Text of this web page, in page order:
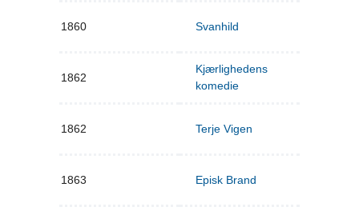
1860 Svanhild
1862
Kjærlighedens
komedie
1862 Terje Vigen
1863 Episk Brand